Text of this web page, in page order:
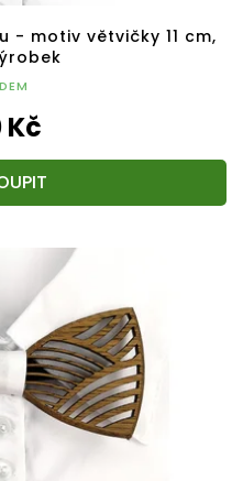
- motiv větvičky 11 cm,
Kč